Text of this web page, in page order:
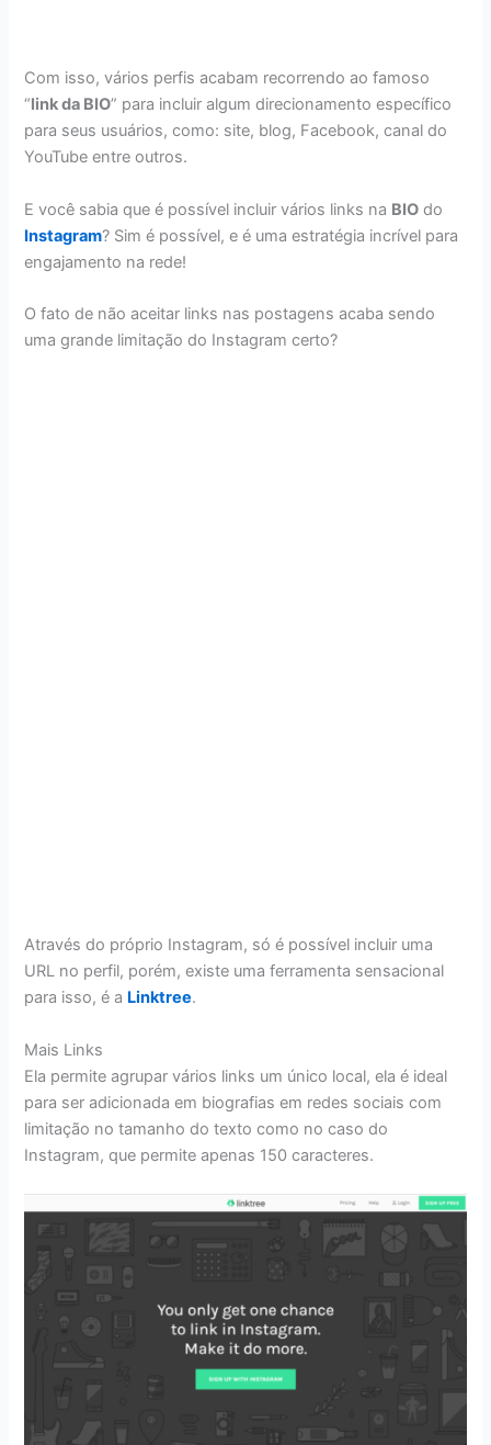
Com isso, vários perfis acabam recorrendo ao famoso
“link da BIO” para incluir algum direcionamento específico
para seus usuários, como: site, blog, Facebook, canal do
YouTube entre outros.
E você sabia que é possível incluir vários links na BIO do
Instagram? Sim é possível, e é uma estratégia incrível para
engajamento na rede!
O fato de não aceitar links nas postagens acaba sendo
uma grande limitação do Instagram certo?
Através do próprio Instagram, só é possível incluir uma
URL no perfil, porém, existe uma ferramenta sensacional
para isso, é a Linktree.
Mais Links
Ela permite agrupar vários links um único local, ela é ideal
para ser adicionada em biografias em redes sociais com
limitação no tamanho do texto como no caso do
Instagram, que permite apenas 150 caracteres.